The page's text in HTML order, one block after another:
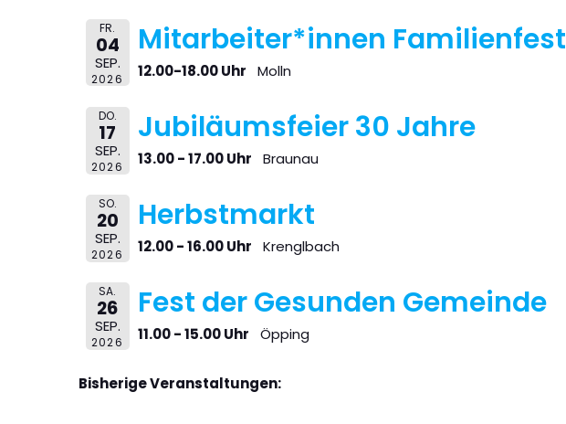
FR.
04
SEP.
2026
Mitarbeiter*innen Familienfest
12.00-18.00 Uhr Molln
DO.
17
SEP.
2026
Jubiläumsfeier 30 Jahre
13.00 - 17.00 Uhr Braunau
SO.
20
SEP.
2026
Herbstmarkt
12.00 - 16.00 Uhr Krenglbach
SA.
26
SEP.
2026
Fest der Gesunden Gemeinde
11.00 - 15.00 Uhr Öpping
Bisherige Veranstaltungen: